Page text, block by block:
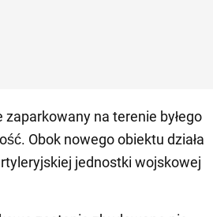
na terenie byłego
Obok nowego obiektu działa
jednostki wojskowej